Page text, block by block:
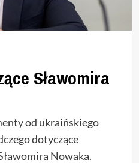
Sławomira
od ukraińskiego
dotyczące
Nowaka.